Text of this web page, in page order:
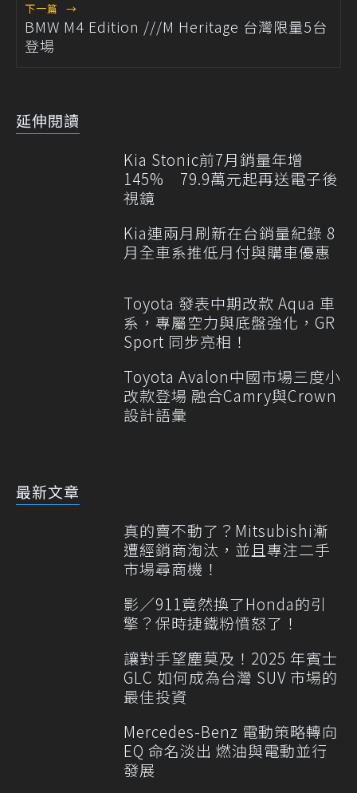
下一篇 →
BMW M4 Edition ///M Heritage 台灣限量5台
登場
延伸閱讀
Kia Stonic前7月銷量年增
145% 79.9萬元起再送電子後
視鏡
Kia連兩月刷新在台銷量紀錄 8
月全車系推低月付與購車優惠
Toyota 發表中期改款 Aqua 車
系，專屬空力與底盤強化，GR
Sport 同步亮相！
Toyota Avalon中國市場三度小
改款登場 融合Camry與Crown
設計語彙
最新文章
真的賣不動了？Mitsubishi漸
遭經銷商淘汰，並且專注二手
市場尋商機！
影／911竟然換了Honda的引
擎？保時捷鐵粉憤怒了！
讓對手望塵莫及！2025 年賓士
GLC 如何成為台灣 SUV 市場的
最佳投資
Mercedes-Benz 電動策略轉向
EQ 命名淡出 燃油與電動並行
發展